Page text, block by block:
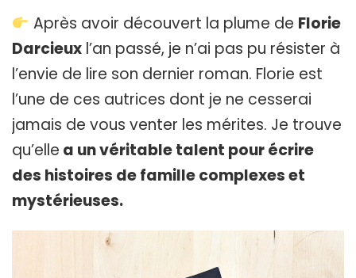
Après avoir découvert la plume de Florie
Darcieux l’an passé, je n’ai pas pu résister à
l’envie de lire son dernier roman. Florie est
l’une de ces autrices dont je ne cesserai
jamais de vous venter les mérites. Je trouve
qu’elle a un véritable talent pour écrire
des histoires de famille complexes et
mystérieuses.